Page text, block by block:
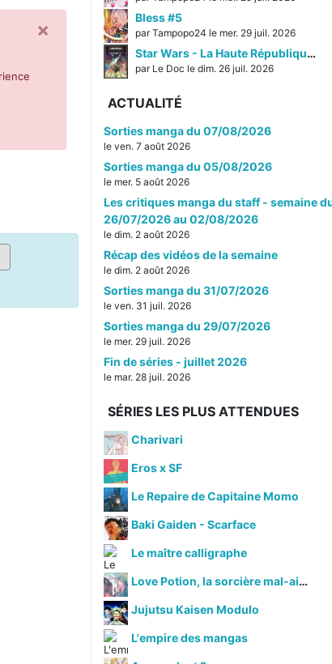
×
Bless #5
par Tampopo24 le mer. 29 juil. 2026
Star Wars - La Haute République - Un équilibre fragile
par Le Doc le dim. 26 juil. 2026
ACTUALITÉ
Sorties manga du 07/08/2026
le ven. 7 août 2026
Sorties manga du 05/08/2026
le mer. 5 août 2026
Les critiques manga du staff - semaine
26/07/2026 au 02/08/2026
le dim. 2 août 2026
Récap des vidéos de la semaine
le dim. 2 août 2026
Sorties manga du 31/07/2026
le ven. 31 juil. 2026
Sorties manga du 29/07/2026
le mer. 29 juil. 2026
Fin de séries - juillet 2026
le mar. 28 juil. 2026
SÉRIES LES PLUS ATTENDUES
Charivari
Eros x SF
Le Repaire de Capitaine Momo
Baki Gaiden - Scarface
Le maître calligraphe
Love Potion, la sorcière mal-aimée
Jujutsu Kaisen Modulo
L'empire des mangas